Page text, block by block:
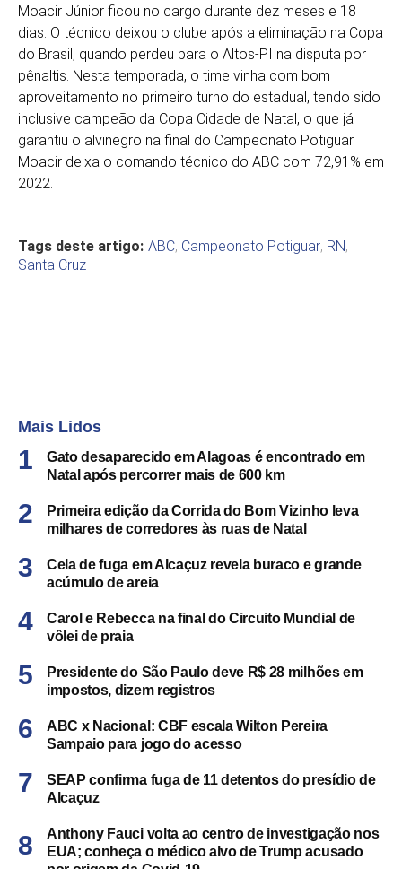
Moacir Júnior ficou no cargo durante dez meses e 18
dias. O técnico deixou o clube após a eliminação na Copa
do Brasil, quando perdeu para o Altos-PI na disputa por
pênaltis. Nesta temporada, o time vinha com bom
aproveitamento no primeiro turno do estadual, tendo sido
inclusive campeão da Copa Cidade de Natal, o que já
garantiu o alvinegro na final do Campeonato Potiguar.
Moacir deixa o comando técnico do ABC com 72,91% em
2022.
Tags deste artigo: ABC, Campeonato Potiguar, RN,
Santa Cruz
Mais Lidos
Gato desaparecido em Alagoas é encontrado em
Natal após percorrer mais de 600 km
Primeira edição da Corrida do Bom Vizinho leva
milhares de corredores às ruas de Natal
Cela de fuga em Alcaçuz revela buraco e grande
acúmulo de areia
Carol e Rebecca na final do Circuito Mundial de
vôlei de praia
Presidente do São Paulo deve R$ 28 milhões em
impostos, dizem registros
ABC x Nacional: CBF escala Wilton Pereira
Sampaio para jogo do acesso
SEAP confirma fuga de 11 detentos do presídio de
Alcaçuz
Anthony Fauci volta ao centro de investigação nos
EUA; conheça o médico alvo de Trump acusado